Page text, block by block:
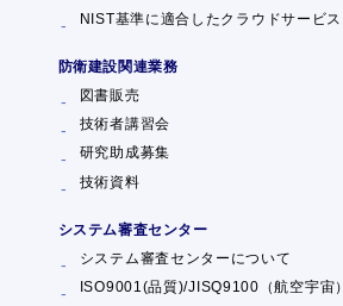
NIST基準に適合したクラウドサービス
防衛建設関連業務
図書販売
技術者講習会
研究助成募集
技術資料
システム審査センター
システム審査センターについて
ISO9001(品質)/JISQ9100（航空宇宙）